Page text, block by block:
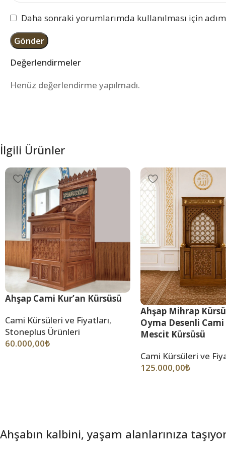
Değerlendirmeler
Henüz değerlendirme yapılmadı.
Daha sonraki yorumlarımda kullanılması için
İlgili Ürünler
Ahşap Cami Kur’an Kürsüsü
Cami Kürsüleri ve Fiyatları,
Stoneplus Ürünleri
60.000,00₺
Ahşap Mihrap
Oyma Desenli Cami
Mescit Kürsüsü
Cami Kürsüleri ve
125.000,00₺
Ahşabın kalbini, yaşam alanlarınıza